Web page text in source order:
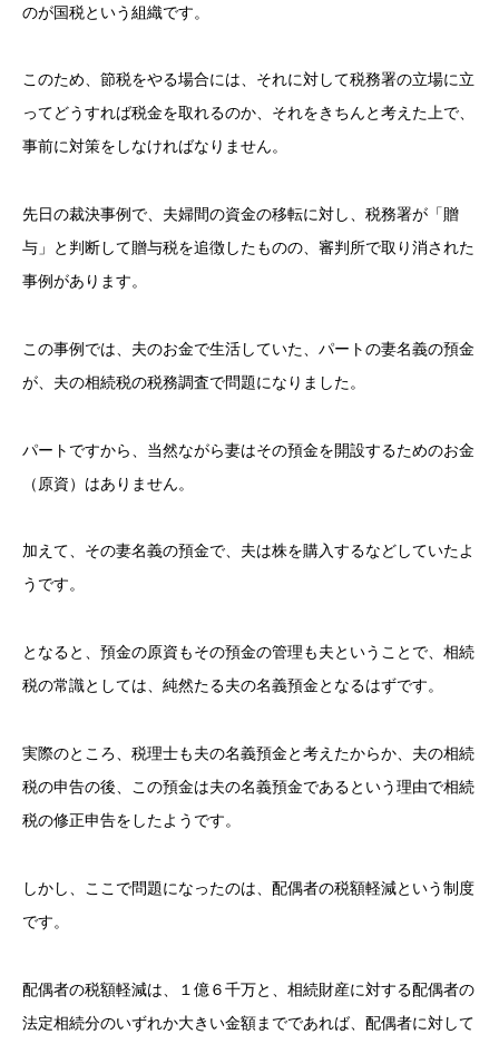
のが国税という組織です。
このため、節税をやる場合には、それに対して税務署の立場に立
ってどうすれば税金を取れるのか、それをきちんと考えた上で、
事前に対策をしなければなりません。
先日の裁決事例で、夫婦間の資金の移転に対し、税務署が「贈
与」と判断して贈与税を追徴したものの、審判所で取り消された
事例があります。
この事例では、夫のお金で生活していた、パートの妻名義の預金
が、夫の相続税の税務調査で問題になりました。
パートですから、当然ながら妻はその預金を開設するためのお金
（原資）はありません。
加えて、その妻名義の預金で、夫は株を購入するなどしていたよ
うです。
となると、預金の原資もその預金の管理も夫ということで、相続
税の常識としては、純然たる夫の名義預金となるはずです。
実際のところ、税理士も夫の名義預金と考えたからか、夫の相続
税の申告の後、この預金は夫の名義預金であるという理由で相続
税の修正申告をしたようです。
しかし、ここで問題になったのは、配偶者の税額軽減という制度
です。
配偶者の税額軽減は、１億６千万と、相続財産に対する配偶者の
法定相続分のいずれか大きい金額までであれば、配偶者に対して